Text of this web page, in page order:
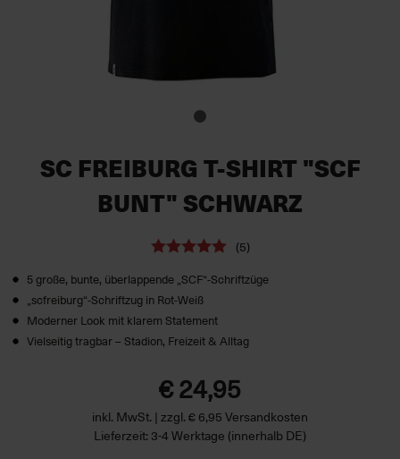
SC FREIBURG T-SHIRT "SCF
BUNT" SCHWARZ
(5)
5 große, bunte, überlappende „SCF“-Schriftzüge
„scfreiburg“-Schriftzug in Rot-Weiß
Moderner Look mit klarem Statement
Vielseitig tragbar – Stadion, Freizeit & Alltag
€ 24,95
inkl. MwSt. | zzgl. € 6,95 Versandkosten
Lieferzeit: 3-4 Werktage (innerhalb DE)